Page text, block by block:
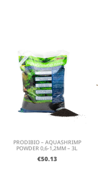
PRODIBIO – AQUASHRIMP
POWDER 0,6-1,2MM – 3L
€50.13